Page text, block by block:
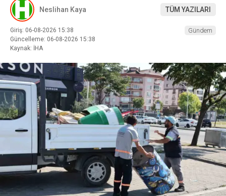
Neslihan Kaya TÜM YAZILARI
Giriş: 06-08-2026 15:38
Güncelleme: 06-08-2026 15:38
Kaynak: İHA
Gündem